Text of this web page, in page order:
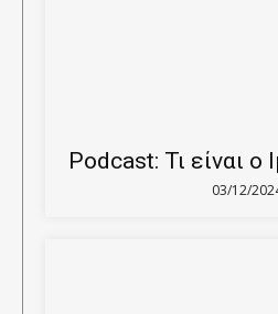
Podcast: Τι είναι ο
03/12/